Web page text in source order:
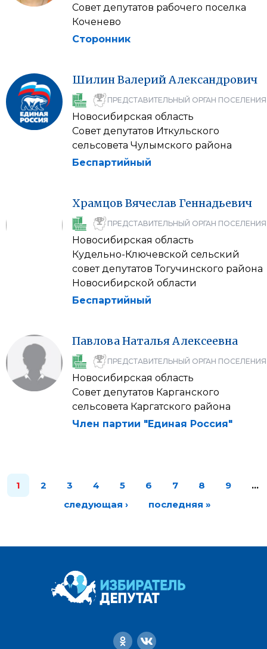
Совет депутатов рабочего поселка
Коченево
Сторонник
ШилинВалерийАлександрович
ПРЕДСТАВИТЕЛЬНЫЙ ОРГАН ПОСЕЛЕНИЯ
Новосибирская область
Совет депутатов Иткульского
сельсовета Чулымского района
Беспартийный
Храмцов Вячеслав Геннадьевич
ПРЕДСТАВИТЕЛЬНЫЙ ОРГАН ПОСЕЛЕНИЯ
Новосибирская область
Кудельно-Ключевской сельский
совет депутатов Тогучинского района
Новосибирской области
Беспартийный
ПавловаНатальяАлексеевна
ПРЕДСТАВИТЕЛЬНЫЙ ОРГАН ПОСЕЛЕНИЯ
Новосибирская область
Совет депутатов Карганского
сельсовета Каргатского района
Член партии "Единая Россия"
1 2 3 4 5 6 7 8 9
…
следующая ›
последняя »